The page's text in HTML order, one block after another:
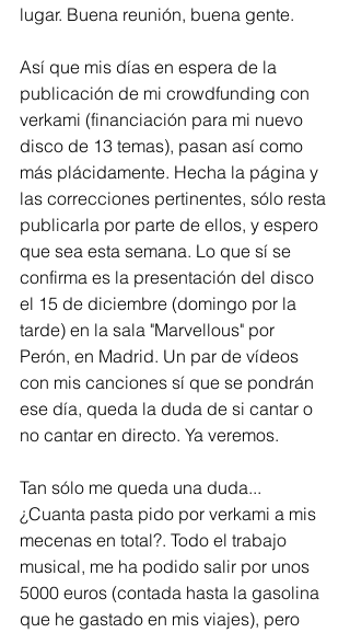
lugar. Buena reunión, buena gente.
Así que mis días en espera de la
publicación de mi crowdfunding con
verkami (financiación para mi nuevo
disco de 13 temas), pasan así como
más plácidamente. Hecha la página y
las correcciones pertinentes, sólo resta
publicarla por parte de ellos, y espero
que sea esta semana. Lo que sí se
confirma es la presentación del disco
el 15 de diciembre (domingo por la
tarde) en la sala "Marvellous" por
Perón, en Madrid. Un par de vídeos
con mis canciones sí que se pondrán
ese día, queda la duda de si cantar o
no cantar en directo. Ya veremos.
Tan sólo me queda una duda...
¿Cuanta pasta pido por verkami a mis
mecenas en total?. Todo el trabajo
musical, me ha podido salir por unos
5000 euros (contada hasta la gasolina
que he gastado en mis viajes), pero